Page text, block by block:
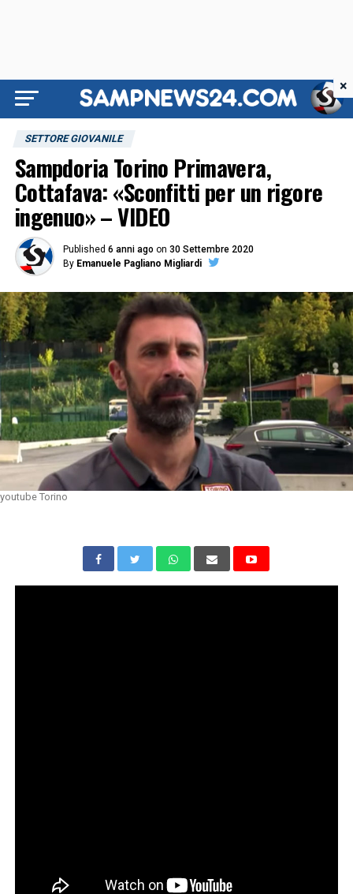
SETTORE GIOVANILE
Sampdoria Torino Primavera,
Cottafava: «Sconfitti per un rigore
ingenuo» – VIDEO
Published 6 anni ago on 30 Settembre 2020
By Emanuele Pagliano Migliardi
youtube Torino
×